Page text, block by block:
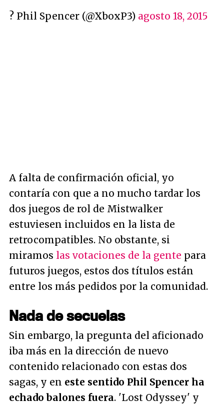
? Phil Spencer (@XboxP3) agosto 18, 2015
A falta de confirmación oficial, yo
contaría con que a no mucho tardar los
dos juegos de rol de Mistwalker
estuviesen incluidos en la lista de
retrocompatibles. No obstante, si
miramos las votaciones de la gente para
futuros juegos, estos dos títulos están
entre los más pedidos por la comunidad.
Nada de secuelas
Sin embargo, la pregunta del aficionado
iba más en la dirección de nuevo
contenido relacionado con estas dos
sagas, y en este sentido Phil Spencer ha
echado balones fuera. 'Lost Odyssey' y